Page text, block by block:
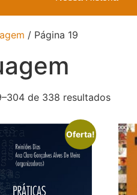
/ Página 19
de 338 resultados
Oferta!